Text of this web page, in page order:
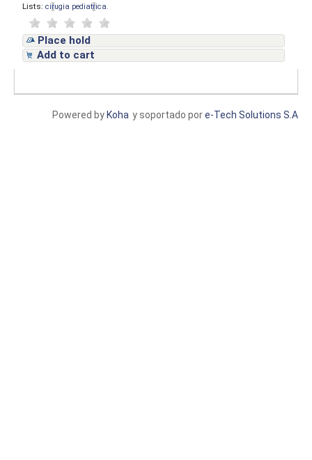
Lists: cirugia pediatrica
Place hold
Add to cart
y soportado pore-Tech Solutions S.A
Powered by Koha